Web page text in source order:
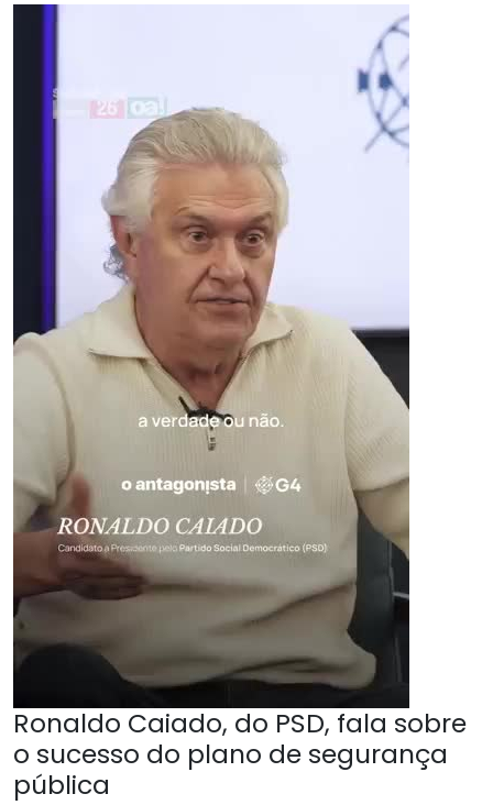
Ronaldo Caiado, do PSD, fala sobre
o sucesso do plano de segurança
pública